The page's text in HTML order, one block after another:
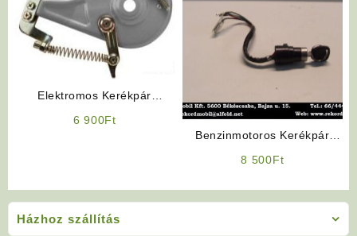
Házhoz szállítás
Elektromos Kerékpár
6 900Ft
Benzinmotoros Kerékpár
8 500Ft